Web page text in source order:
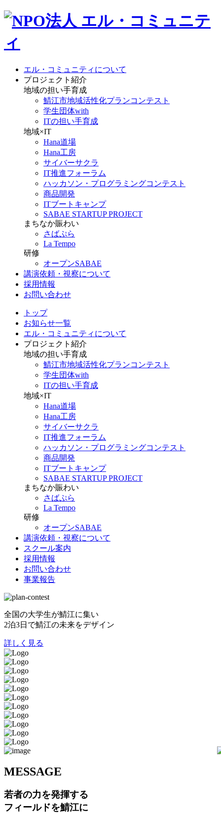
エル・コミュニティについて
プロジェクト紹介
地域の担い手育成
鯖江市地域活性化プランコンテスト
学生団体with
ITの担い手育成
地域×IT
Hana道場
Hana工房
サイバーサクラ
IT推進フォーラム
ハッカソン・プログラミングコンテスト
商品開発
ITブートキャンプ
SABAE STARTUP PROJECT
まちなか賑わい
さばぷら
La Tempo
研修
オープンSABAE
講演依頼・視察について
採用情報
お問い合わせ
トップ
お知らせ一覧
エル・コミュニティについて
プロジェクト紹介
地域の担い手育成
鯖江市地域活性化プランコンテスト
学生団体with
ITの担い手育成
地域×IT
Hana道場
Hana工房
サイバーサクラ
IT推進フォーラム
ハッカソン・プログラミングコンテスト
商品開発
ITブートキャンプ
SABAE STARTUP PROJECT
まちなか賑わい
さばぷら
La Tempo
研修
オープンSABAE
講演依頼・視察について
スクール案内
採用情報
お問い合わせ
事業報告
全国の大学生が鯖江に集い
2泊3日で鯖江の未来をデザイン
詳しく見る
MESSAGE
若者の力を発揮する
フィールドを鯖江に